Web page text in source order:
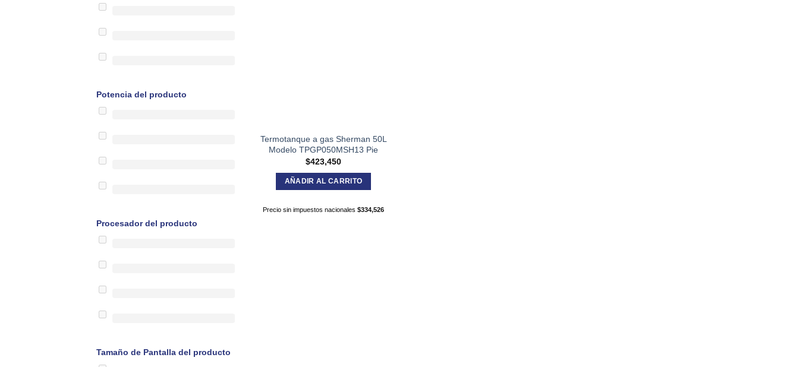
Potencia del producto
Procesador del producto
Tamaño de Pantalla del producto
Termotanque a gas Sherman 50L
Modelo TPGP050MSH13 Pie
$423,450
AÑADIR AL CARRITO
Precio sin impuestos nacionales$334,526